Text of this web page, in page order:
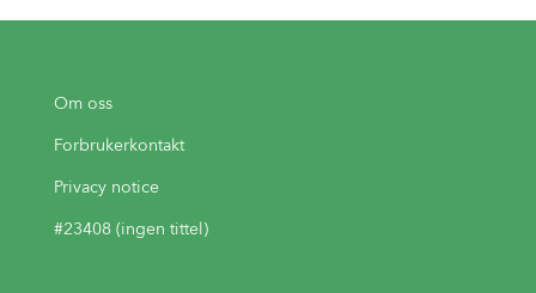
Om oss
Forbrukerkontakt
Privacy notice
#23408 (ingen tittel)